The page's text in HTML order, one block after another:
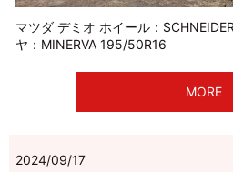
マツダ デミオ ホイール：
ヤ：MINERVA 195/50R16
MORE
2024/09/17